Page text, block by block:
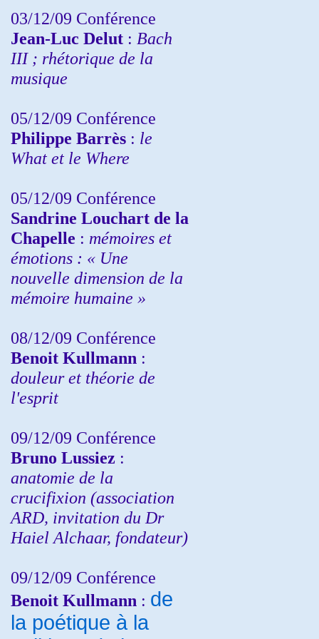
03/12/09 Conférence
Jean-Luc Delut : Bach
III ; rhétorique de la
musique
05/12/09 Conférence
Philippe Barrès : le
What et le Where
05/12/09 Conférence
Sandrine Louchart de la
Chapelle : mémoires et
émotions : « Une
nouvelle dimension de la
mémoire humaine »
08/12/09 Conférence
Benoit Kullmann :
douleur et théorie de
l'esprit
09/12/09 Conférence
Bruno Lussiez :
anatomie de la
crucifixion (association
ARD, invitation du Dr
Haiel Alchaar, fondateur)
09/12/09 Conférence
Benoit Kullmann : de
la poétique à la